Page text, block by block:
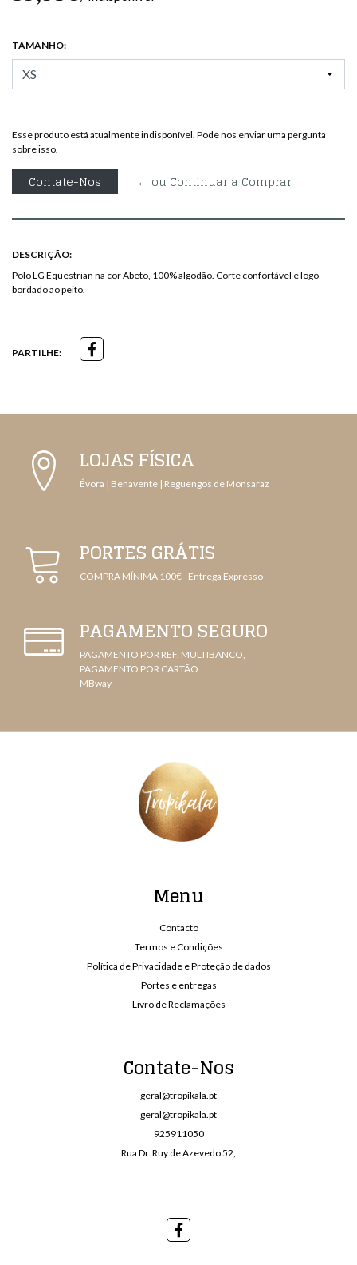
TAMANHO:
Esse produto está atualmente indisponível. Pode nos enviar uma pergunta
sobre isso.
Contate-Nos ← ou Continuar a Comprar
DESCRIÇÃO:
Polo LG Equestrian na cor Abeto, 100% algodão. Corte confortável e logo
bordado ao peito.
PARTILHE:
LOJAS FÍSICA
Évora | Benavente | Reguengos de Monsaraz
PORTES GRÁTIS
COMPRA MÍNIMA 100€ - Entrega Expresso
PAGAMENTO SEGURO
PAGAMENTO POR REF. MULTIBANCO,
PAGAMENTO POR CARTÃO
MBway
Menu
Contacto
Termos e Condições
Política de Privacidade e Proteção de dados
Portes e entregas
Livro de Reclamações
Contate-Nos
geral@tropikala.pt
geral@tropikala.pt
925911050
Rua Dr. Ruy de Azevedo 52,